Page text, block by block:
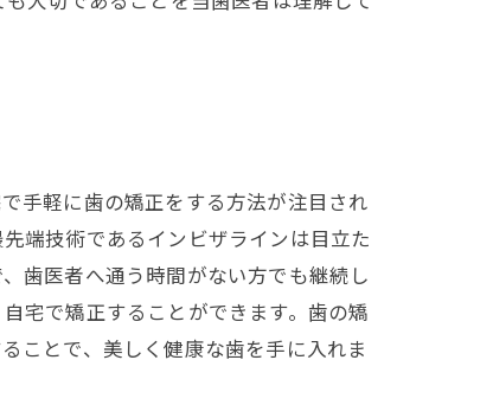
手軽に歯の矯正をする方法が注目され
端技術であるインビザラインは目立た
歯医者へ通う時間がない方でも継続し
宅で矯正することができます。歯の矯
ことで、美しく健康な歯を手に入れま